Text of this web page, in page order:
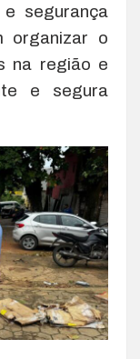
segurança
organizar o
na região e
e segura